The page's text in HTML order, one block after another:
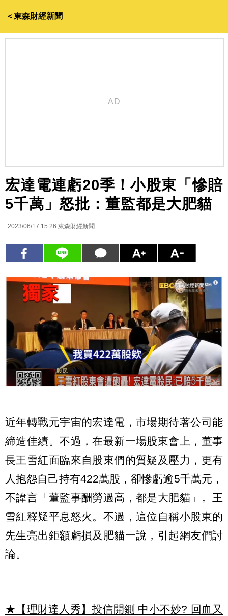
＜東森財經新聞
宏達電連虧20季！小股東「慘賠
5千萬」怒批：董監都是大肥貓
2023/06/17 15:26 東森財經新聞
近年轉戰元宇宙的宏達電，市場期待著公司能
締造佳績。不過，在最新一場股東會上，董事
長王雪紅面臨來自股東們的質疑及壓力，更有
人抱怨自己持有422萬股，卻慘虧逾5千萬元，
不諱言「董監事酬勞過高，都是大肥貓」。王
雪紅釋疑平息怒火。不過，這位自稱小股東的
先生亮出鉅額虧損及肥貓一說，引起網友們討
論。
★【理財達人秀】投信開鍘 中小不妙? 回血又